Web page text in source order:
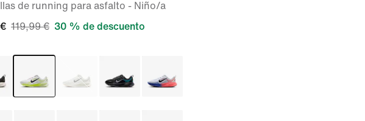
de running para asfalto - Niño/a
119,99 € 30 % de descuento